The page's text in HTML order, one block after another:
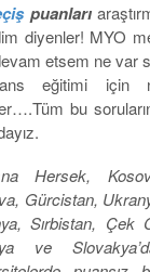
puanları
diyenler! MYO
etsem ne var
eğitimi için
bu
Hersek,
Gürcistan,
Sırbistan, Çek
ve